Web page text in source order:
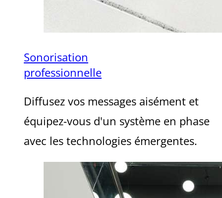
Sonorisation
professionnelle
Diffusez vos messages aisément et
équipez-vous d'un système en phase
avec les technologies émergentes.